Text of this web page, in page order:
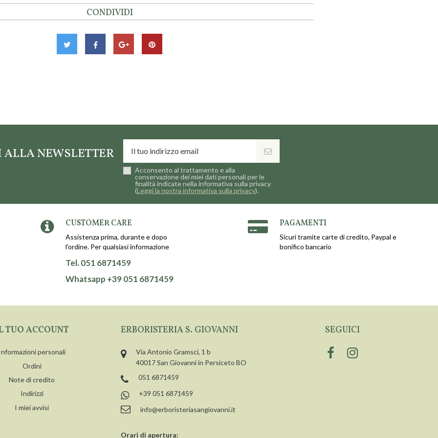
CONDIVIDI
NEWSLETTER
Acconsento al trattamento e alla
conservazione dei miei dati personali per le
finalità indicate nella informativa sulla privacy
(Leggi la nostra informativa sulla privacy).
CUSTOMER CARE
Assistenza prima, durante e dopo
l'ordine. Per qualsiasi informazione
Tel. 051 6871459
Whatsapp +39 051 6871459
PAGAMENTI
Sicuri tramite carte di credito, Paypal e
bonifico bancario
TUO ACCOUNT
personali
Ordini
Note di credito
Indirizzi
I miei avvisi
ERBORISTERIA S. GIOVANNI
Via Antonio Gramsci, 1 b
40017 San Giovanni in Persiceto BO
051 6871459
+39 051 6871459
info@erboristeriasangiovanni.it
Orari di apertura:
SEGUICI